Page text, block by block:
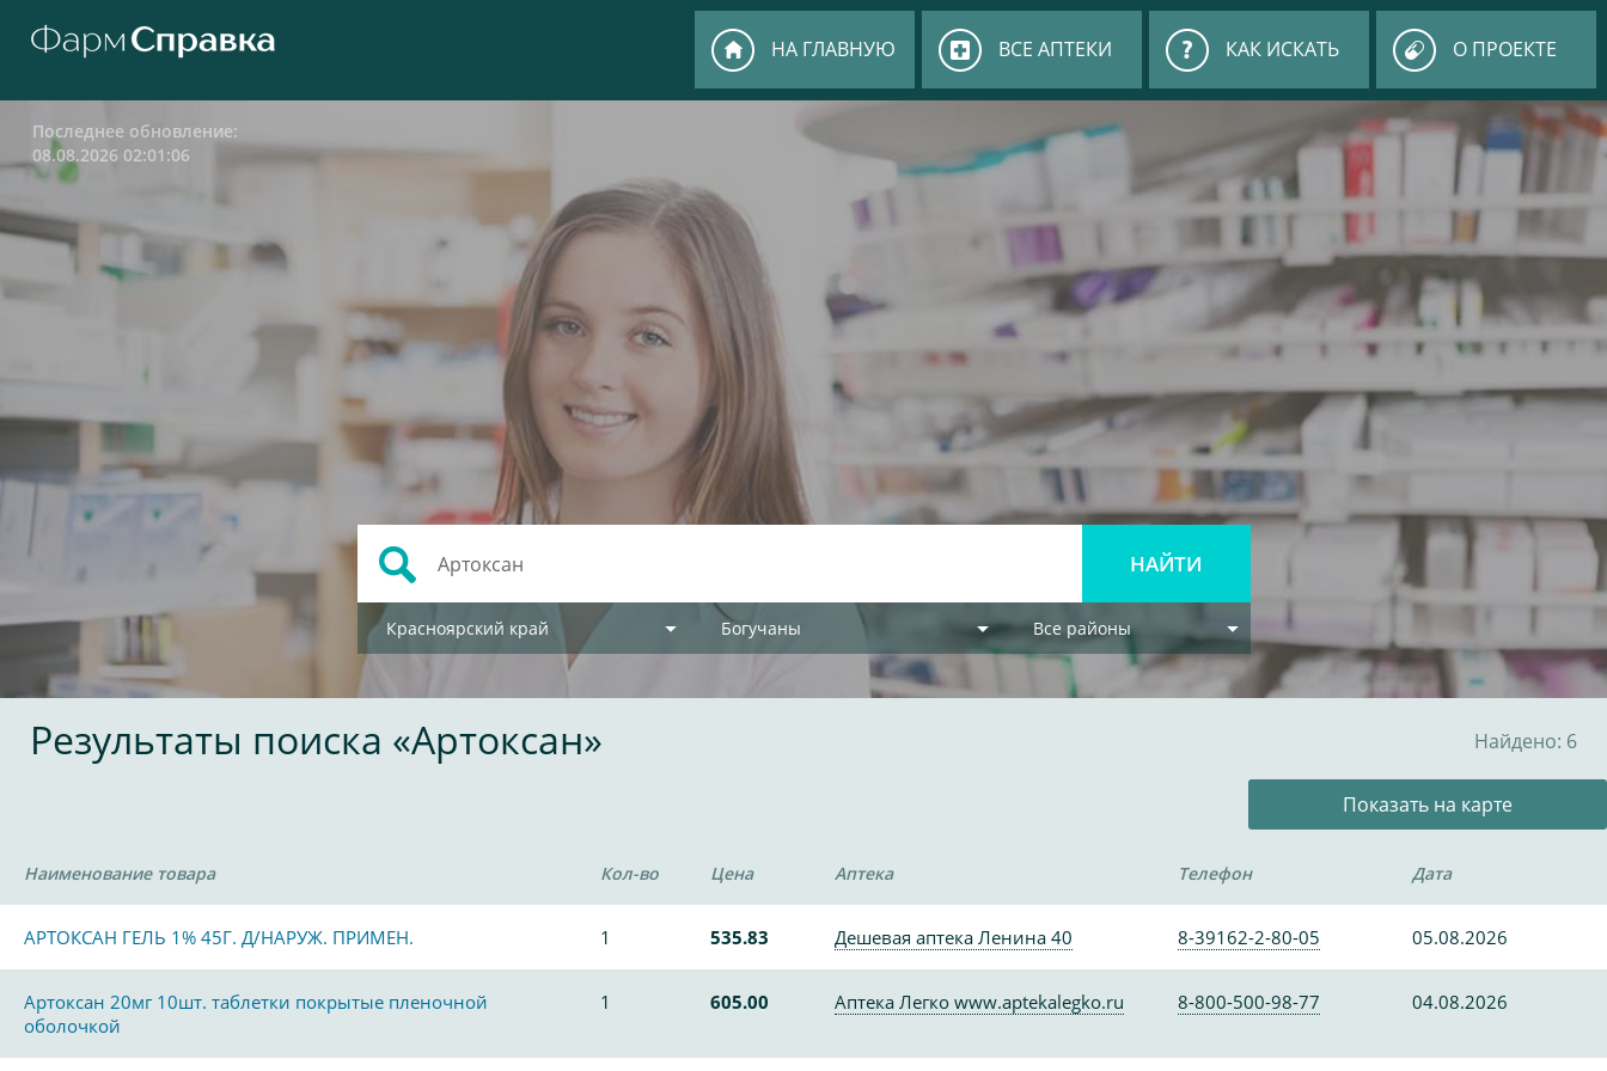
НА ГЛАВНУЮ ВСЕ АПТЕКИ КАК ИСКАТЬ О ПРОЕКТЕ
Последнее обновление:
08.08.2026 02:01:06
Красноярский край Богучаны Все районы
Результаты поиска «Артоксан» Найдено: 6
Показать на карте
Наименование товара Кол-во Цена Аптека Телефон Дата
АРТОКСАН ГЕЛЬ 1% 45Г. Д/НАРУЖ. ПРИМЕН. 1 535.83 Дешевая аптека Ленина 40 8-39162-2-80-05 05.08.2026
Артоксан 20мг 10шт. таблетки покрытые пленочной
оболочкой
1 605.00 Аптека Легко www.aptekalegko.ru 8-800-500-98-77 04.08.2026